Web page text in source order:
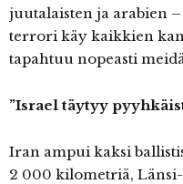
juutalaisten ja arabien
terrori käy kaikkien
tapahtuu nopeasti
”Israel täytyy
Iran ampui kaksi
2 000 kilometriä,